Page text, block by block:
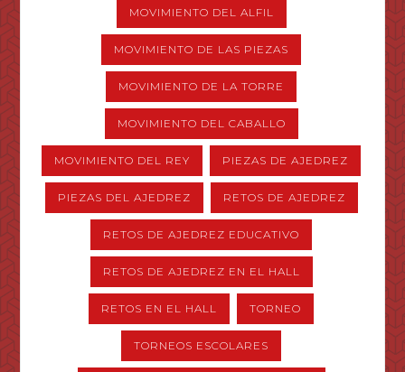
MOVIMIENTO DEL ALFIL
MOVIMIENTO DE LAS PIEZAS
MOVIMIENTO DE LA TORRE
MOVIMIENTO DEL CABALLO
MOVIMIENTO DEL REY PIEZAS DE AJEDREZ
PIEZAS DEL AJEDREZ RETOS DE AJEDREZ
RETOS DE AJEDREZ EDUCATIVO
RETOS DE AJEDREZ EN EL HALL
RETOS EN EL HALL TORNEO
TORNEOS ESCOLARES